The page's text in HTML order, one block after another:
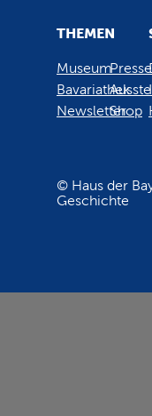
THEMEN
Museum
Bavariathek
Newsletter
Presse
Shop
© Haus der
Geschichte